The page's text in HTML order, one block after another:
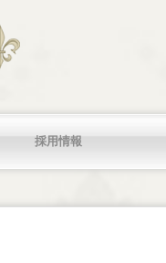
採用情報